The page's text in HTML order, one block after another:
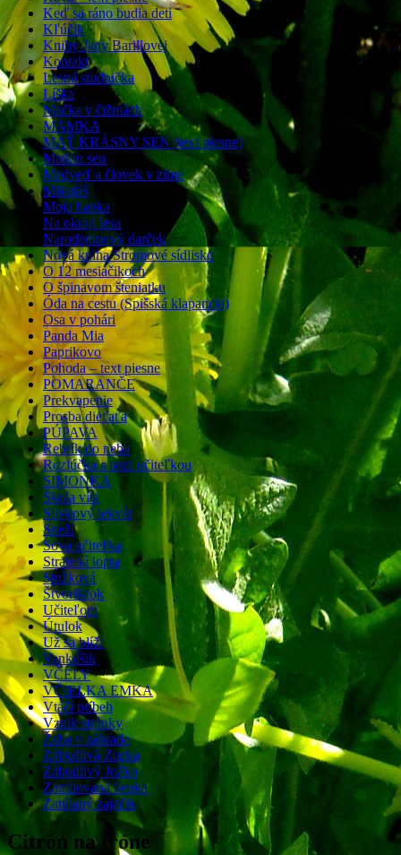
Keď sa ráno budia deti
Kľúčik
Knihy Jany Barillovej
Kontakt
Lesná studnička
Líška
Mačka v čižmách
MAMKA
MAŤ KRÁSNY SEN (text piesne)
Matkin sen
Medveď a človek v zime
Mikuláš
Moja babka
Na okraji lesa
Narodeninový darček
Nová kniha Stromové sídlisko
O 12 mesiačikoch
O špinavom šteniatku
Óda na cestu (Spišská klapancia)
Osa v pohári
Panda Mia
Paprikovo
Pohoda – text piesne
POMARANČE
Prekvapenie
Prosba dieťaťa
PÚPAVA
Rebrík do neba
Rozlúčka s pani učiteľkou
SIMONKA
Škola víta
Slivkový lekvár
Sneží
Sova učiteľka
Stratená lopta
Stužková
Štvorlístok
Učiteľom
Útulok
Už sa blíži
Vankúšik
VČELY
VČIELKA EMKA
Vtáčí príbeh
Vznik stránky
Žaba v záhrade
Zábudlivá Zuzka
Zábudlivý Jožko
Zamilovaná lienka
Zatúlaný zajačik
Citrón na tróne